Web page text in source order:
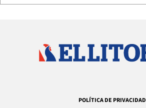
POLÍTICA DE PRIVACIDAD